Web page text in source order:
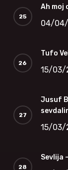
Ah moj
04/
Tufo
15/03/
Jusuf
15/03/
Sevlija